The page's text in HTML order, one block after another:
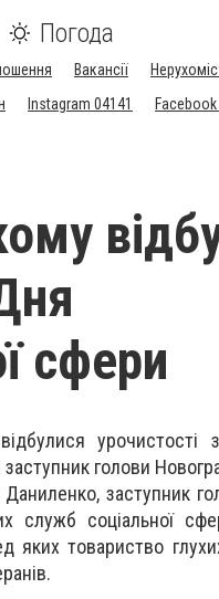
Погода
Вакансії
Instagram 04141 Facebook
сфери
урочистості
голови
Даниленко, заступник
служб соціальної
яких товариство